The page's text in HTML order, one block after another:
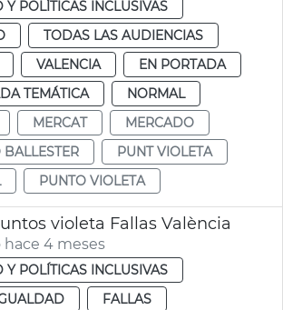
Y POLÍTICAS INCLUSIVAS
TODAS LAS AUDIENCIAS
VALENCIA
EN PORTADA
TEMÁTICA
NORMAL
MERCAT
MERCADO
PUNT VIOLETA
PUNTO VIOLETA
violeta Fallas València
4 meses
Y POLÍTICAS INCLUSIVAS
FALLAS